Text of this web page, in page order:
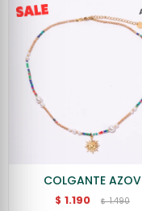
COLGANTE AZOV
$ 1.190 $ 1.490